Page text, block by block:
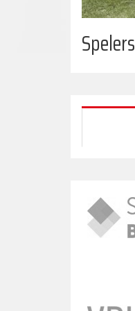
Spelers